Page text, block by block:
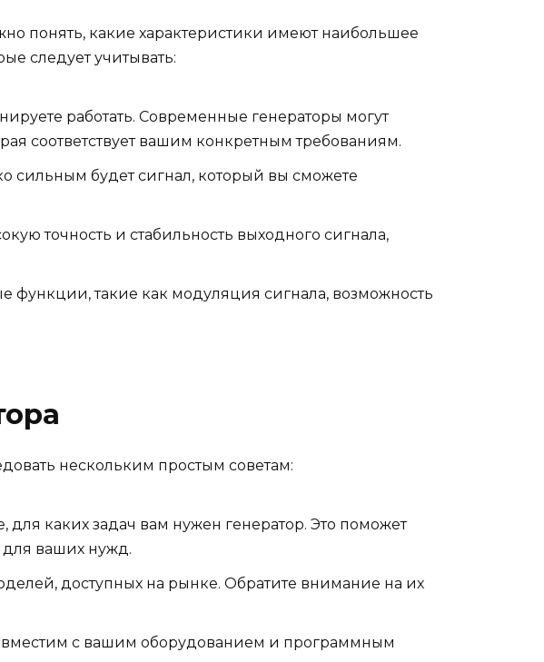
понять, какие характеристики имеют наибольшее
следует учитывать:
работать. Современные генераторы могут
соответствует вашим конкретным требованиям.
сильным будет сигнал, который вы сможете
точность и стабильность выходного сигнала,
такие как модуляция сигнала, возможность
нескольким простым советам:
для каких задач вам нужен генератор. Это поможет
для ваших нужд.
доступных на рынке. Обратите внимание на их
с вашим оборудованием и программным